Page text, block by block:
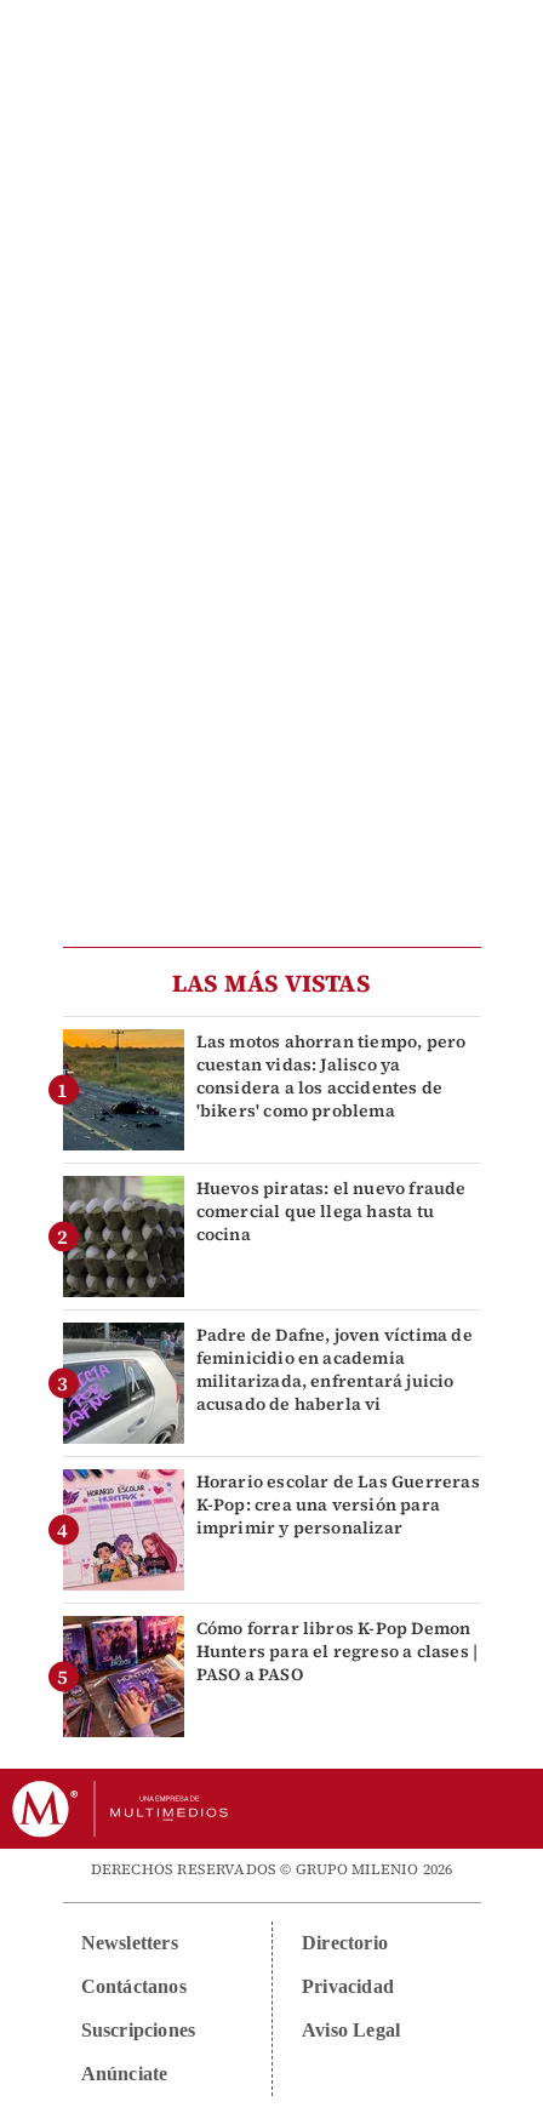
LAS MÁS VISTAS
Las motos ahorran tiempo, pero
cuestan vidas: Jalisco ya
considera a los accidentes de
'bikers' como problema
Huevos piratas: el nuevo fraude
comercial que llega hasta tu
cocina
Padre de Dafne, joven víctima de
feminicidio en academia
militarizada, enfrentará juicio
acusado de haberla vi
Horario escolar de Las Guerreras
K-Pop: crea una versión para
imprimir y personalizar
Cómo forrar libros K-Pop Demon
Hunters para el regreso a clases |
PASO a PASO
DERECHOS RESERVADOS © GRUPO MILENIO 2026
Newsletters
Contáctanos
Suscripciones
Anúnciate
Directorio
Privacidad
Aviso Legal